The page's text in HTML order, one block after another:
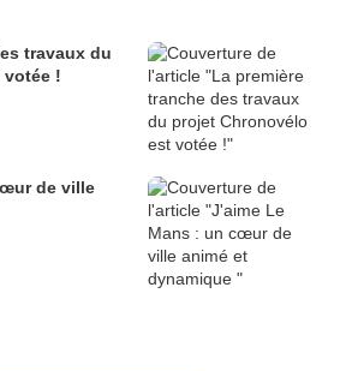
travaux du
votée !
de ville